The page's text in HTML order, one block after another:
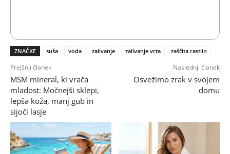
ZNAČKE suša voda zalivanje zalivanje vrta zaščita rastlin
Prejšnji članek
MSM mineral, ki vrača
mladost: Močnejši sklepi,
lepša koža, manj gub in
sijoči lasje
Naslednji članek
Osvežimo zrak v svojem
domu